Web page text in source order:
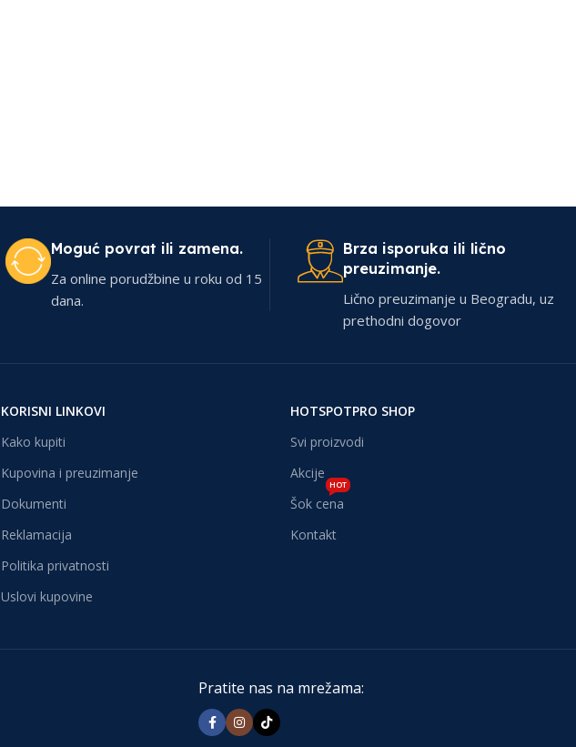
Moguć povrat ili zamena.
Za online porudžbine u roku od 15
dana.
Brza isporuka ili lično
preuzimanje.
Lično preuzimanje u Beogradu, uz
prethodni dogovor
KORISNI LINKOVI
Kako kupiti
Kupovina i preuzimanje
Dokumenti
Reklamacija
Politika privatnosti
Uslovi kupovine
HOTSPOTPRO SHOP
Svi proizvodi
Akcije
Šok cena
HOT
Kontakt
Pratite nas na mrežama: